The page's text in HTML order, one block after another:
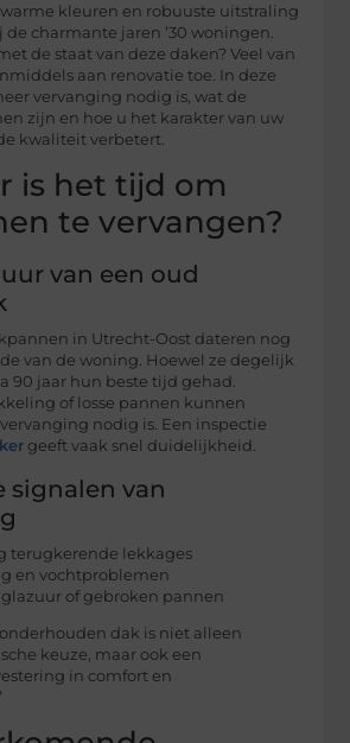
kleuren en robuuste uitstraling
de charmante jaren ’30 woningen.
de staat van deze daken? Veel van
aan renovatie toe. In deze
vervanging nodig is, wat de
zijn en hoe u het karakter van uw
kwaliteit verbetert.
is het tijd om
te vervangen?
van een oud
in Utrecht-Oost dateren nog
van de woning. Hoewel ze degelijk
90 jaar hun beste tijd gehad.
of losse pannen kunnen
nodig is. Een inspectie
geeft vaak snel duidelijkheid.
signalen van
terugkerende lekkages
en vochtproblemen
glazuur of gebroken pannen
dak is niet alleen
keuze, maar ook een
in comfort en